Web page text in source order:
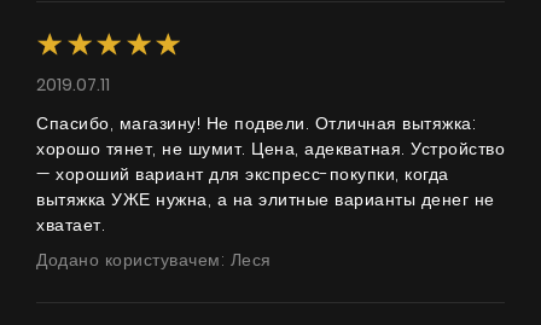
2019.07.11
Спасибо, магазину! Не подвели. Отличная вытяжка:
хорошо тянет, не шумит. Цена, адекватная. Устройство
— хороший вариант для экспресс-покупки, когда
вытяжка УЖЕ нужна, а на элитные варианты денег не
хватает.
Додано користувачем: Леся